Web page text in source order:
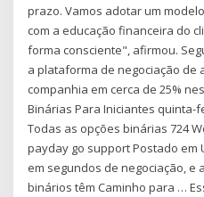
prazo. Vamos adotar um
com a educação financeira do
forma consciente", afirmou.
a plataforma de negociação de
companhia em cerca de 25%
Binárias Para Iniciantes quinta-
Todas as opções binárias 724
payday go support Postado em
em segundos de negociação, e
binários têm Caminho para …